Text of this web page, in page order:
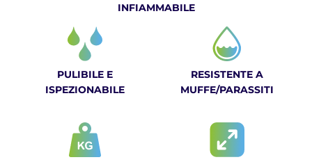
INFIAMMABILE
PULIBILE E
ISPEZIONABILE
RESISTENTE A
MUFFE/PARASSITI